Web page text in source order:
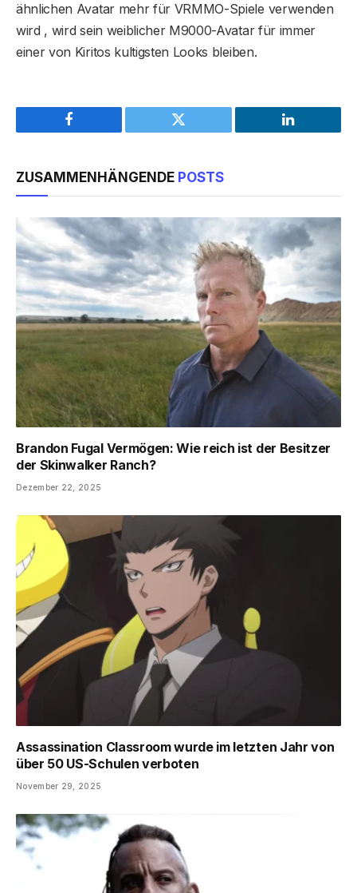
ähnlichen Avatar mehr für VRMMO-Spiele verwenden
wird , wird sein weiblicher M9000-Avatar für immer
einer von Kiritos kultigsten Looks bleiben.
Facebook Twitter LinkedIn
ZUSAMMENHÄNGENDE POSTS
Brandon Fugal Vermögen: Wie reich ist der Besitzer
der Skinwalker Ranch?
Dezember 22, 2025
Assassination Classroom wurde im letzten Jahr von
über 50 US-Schulen verboten
November 29, 2025